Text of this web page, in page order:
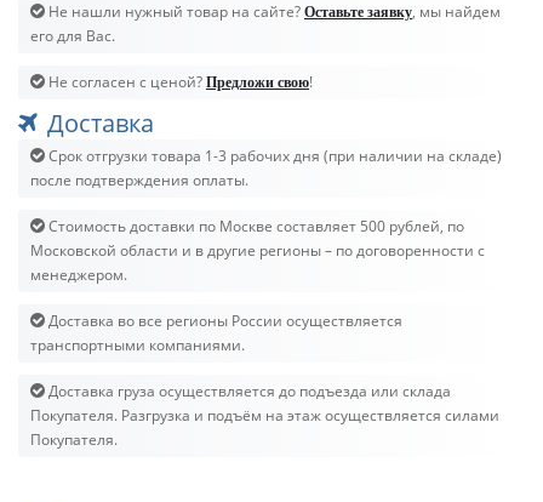
Не нашли нужный товар на сайте? Оставьте заявку, мы найдем
его для Вас.
Не согласен с ценой? Предложи свою!
Доставка
Срок отгрузки товара 1-3 рабочих дня (при наличии на складе)
после подтверждения оплаты.
Стоимость доставки по Москве составляет 500 рублей, по
Московской области и в другие регионы – по договоренности с
менеджером.
Доставка во все регионы России осуществляется
транспортными компаниями.
Доставка груза осуществляется до подъезда или склада
Покупателя. Разгрузка и подъём на этаж осуществляется силами
Покупателя.